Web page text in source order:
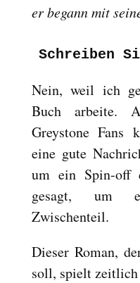
er begann mit
Schreiben
Nein, weil ich
Buch arbeite.
Greystone Fans
eine gute
um ein Spin-off
gesagt, um
Zwischenteil.
Dieser Roman,
soll, spielt zeitlich